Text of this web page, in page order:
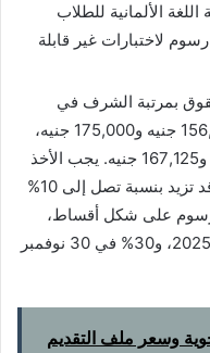
اللغة الألمانية للطلاب
إلى 1000 جنيه رسوم لاختبارات غير قابلة
بمرتبة الشرف في
الكلية البريطانية الخاصة بين 156,625 جنيه و175,000 جنيه،
حيث تشمل الفئات 161,875 جنيه و167,125 جنيه. يجب الأخذ
في الاعتبار أن الرسوم الدراسية قد تزيد بنسبة تصل إلى 10%
على شكل أقساط،
حيث يتم دفع 30% في 28 فبراير 2025، و30% في 30 نوفمبر
وسعر ملف التقديم